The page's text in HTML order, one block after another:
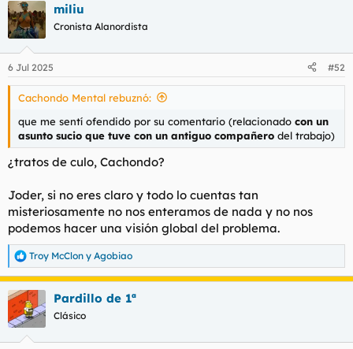
a
miliu
Cronista Alanordista
6 Jul 2025 #52
Cachondo Mental rebuznó:
que me sentí ofendido por su comentario (relacionado con un
asunto sucio que tuve con un antiguo compañero del trabajo)
¿tratos de culo, Cachondo?
Joder, si no eres claro y todo lo cuentas tan
misteriosamente no nos enteramos de nada y no nos
podemos hacer una visión global del problema.
R
e
a
c
c
i
Troy McClon y Agobiao
Pardillo de 1ª
Clásico